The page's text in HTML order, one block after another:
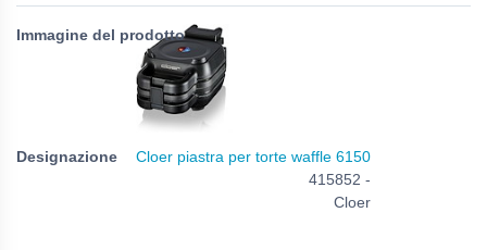
Cloer piastra per torte waffle 6150
415852 -
Cloer